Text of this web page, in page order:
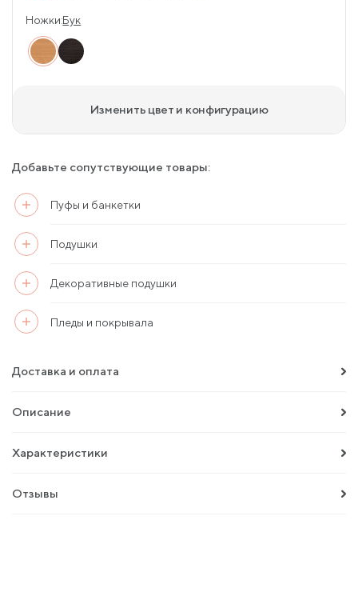
Ножки:Бук
Изменить цвет и конфигурацию
Добавьте сопутствующие товары:
Пуфы и банкетки
Подушки
Декоративные подушки
Пледы и покрывала
Доставка и оплата
Описание
Характеристики
Отзывы